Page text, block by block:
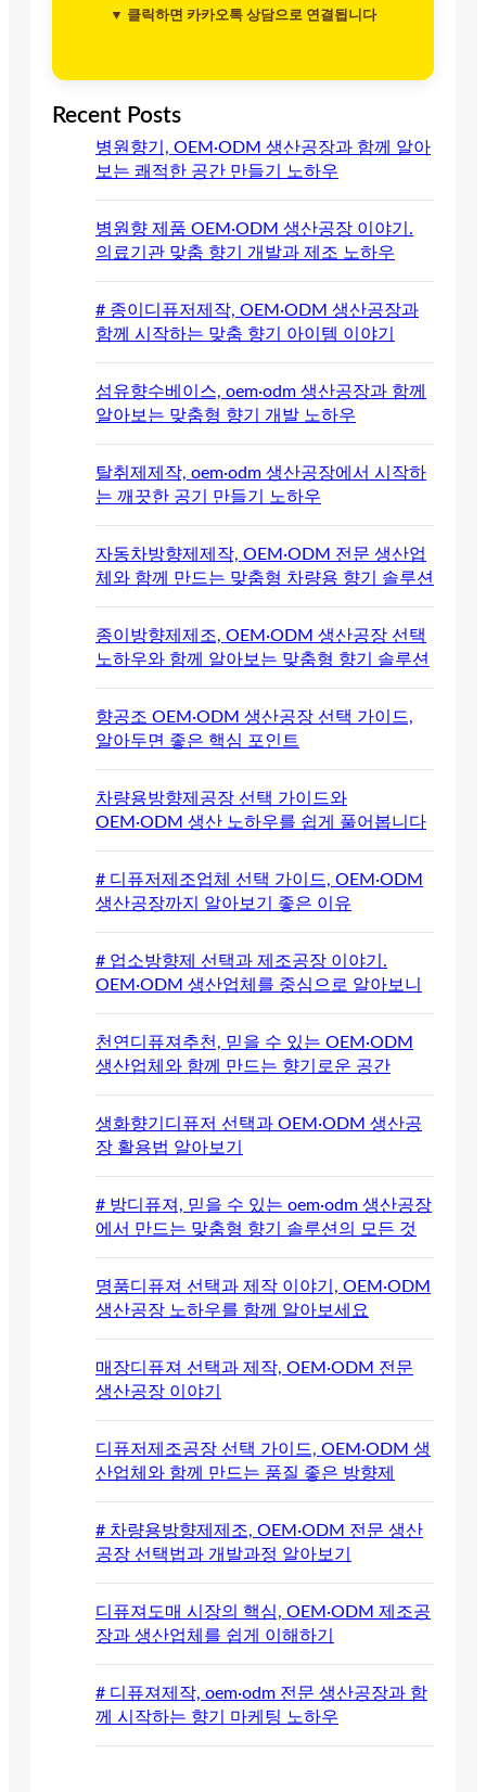
▼ 클릭하면 카카오톡 상담으로 연결됩니다
Recent Posts
병원향기, OEM·ODM 생산공장과 함께 알아
보는 쾌적한 공간 만들기 노하우
병원향 제품 OEM·ODM 생산공장 이야기.
의료기관 맞춤 향기 개발과 제조 노하우
# 종이디퓨저제작, OEM·ODM 생산공장과
함께 시작하는 맞춤 향기 아이템 이야기
섬유향수베이스, oem·odm 생산공장과 함께
알아보는 맞춤형 향기 개발 노하우
탈취제제작, oem·odm 생산공장에서 시작하
는 깨끗한 공기 만들기 노하우
자동차방향제제작, OEM·ODM 전문 생산업
체와 함께 만드는 맞춤형 차량용 향기 솔루션
종이방향제제조, OEM·ODM 생산공장 선택
노하우와 함께 알아보는 맞춤형 향기 솔루션
향공조 OEM·ODM 생산공장 선택 가이드,
알아두면 좋은 핵심 포인트
차량용방향제공장 선택 가이드와
OEM·ODM 생산 노하우를 쉽게 풀어봅니다
# 디퓨저제조업체 선택 가이드, OEM·ODM
생산공장까지 알아보기 좋은 이유
# 업소방향제 선택과 제조공장 이야기.
OEM·ODM 생산업체를 중심으로 알아보니
천연디퓨져추천, 믿을 수 있는 OEM·ODM
생산업체와 함께 만드는 향기로운 공간
생화향기디퓨저 선택과 OEM·ODM 생산공
장 활용법 알아보기
# 방디퓨져, 믿을 수 있는 oem·odm 생산공장
에서 만드는 맞춤형 향기 솔루션의 모든 것
명품디퓨져 선택과 제작 이야기, OEM·ODM
생산공장 노하우를 함께 알아보세요
매장디퓨져 선택과 제작, OEM·ODM 전문
생산공장 이야기
디퓨저제조공장 선택 가이드, OEM·ODM 생
산업체와 함께 만드는 품질 좋은 방향제
# 차량용방향제제조, OEM·ODM 전문 생산
공장 선택법과 개발과정 알아보기
디퓨져도매 시장의 핵심, OEM·ODM 제조공
장과 생산업체를 쉽게 이해하기
# 디퓨져제작, oem·odm 전문 생산공장과 함
께 시작하는 향기 마케팅 노하우